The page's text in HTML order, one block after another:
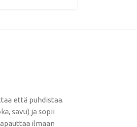
että puhdistaa.
savu) ja sopii
ilmaan